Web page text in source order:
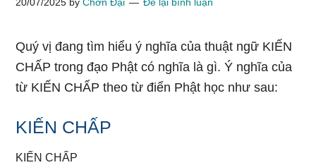
Quý vị đang tìm hiểu ý nghĩa của thuật ngữ KIẾN
CHẤP trong đạo Phật có nghĩa là gì. Ý nghĩa của
từ KIẾN CHẤP theo từ điển Phật học như sau:
KIẾN CHẤP
KIẾN CHẤP